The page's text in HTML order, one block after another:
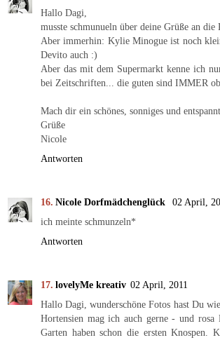
Hallo Dagi,
musste schmunueln über deine Grüße an die
Aber immerhin: Kylie Minogue ist noch
Devito auch :)
Aber das mit dem Supermarkt kenne ich
bei Zeitschriften... die guten sind IMMER
Mach dir ein schönes, sonniges und
Grüße
Nicole
Antworten
Nicole Dorfmädchenglück
02 April,
ich meinte schmunzeln*
Antworten
lovelyMe kreativ 02 April, 2011
Hallo Dagi, wunderschöne Fotos hast Du
Hortensien mag ich auch gerne - und rosa
Garten haben schon die ersten Knospen.